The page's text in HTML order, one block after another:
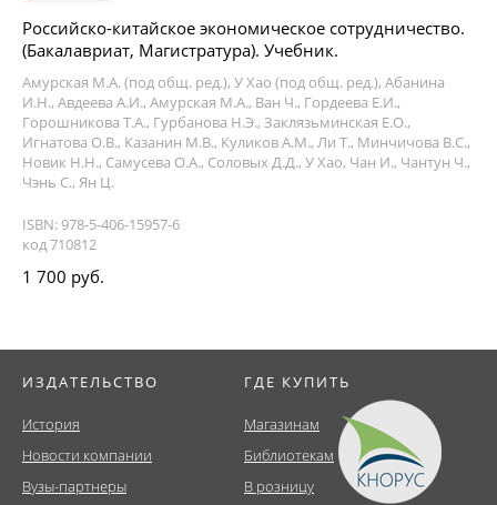
Российско-китайское экономическое сотрудничество.
(Бакалавриат, Магистратура). Учебник.
Амурская М.А. (под общ. ред.), У Хао (под общ. ред.), Абанина
И.Н., Авдеева А.И., Амурская М.А., Ван Ч., Гордеева Е.И.,
Горошникова Т.А., Гурбанова Н.Э., Заклязьминская Е.О.,
Игнатова О.В., Казанин М.В., Куликов А.М., Ли Т., Минчичова В.С.,
Новик Н.Н., Самусева О.А., Соловых Д.Д., У Хао, Чан И., Чантун Ч.,
Чэнь С., Ян Ц.
ISBN: 978-5-406-15957-6
код 710812
1 700 руб.
ИЗДАТЕЛЬСТВО
История
Новости компании
Вузы-партнеры
ГДЕ КУПИТЬ
Магазинам
Библиотекам
В розницу